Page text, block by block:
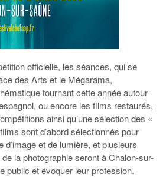
officielle, les séances, qui se
des Arts et le Mégarama,
tournant cette année autour
ou encore les films restaurés,
ainsi qu’une sélection des «
sont d’abord sélectionnés pour
d’image et de lumière, et plusieurs
la photographie seront à Chalon-sur-
public et évoquer leur profession.